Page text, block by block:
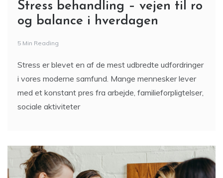
Stress behandling – vejen til ro
og balance i hverdagen
5 Min Reading
Stress er blevet en af de mest udbredte udfordringer
i vores moderne samfund. Mange mennesker lever
med et konstant pres fra arbejde, familieforpligtelser,
sociale aktiviteter